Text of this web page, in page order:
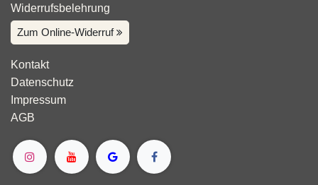
Widerrufsbelehrung
Zum Online-Widerruf
Kontakt
Datenschutz
Impressum
AGB